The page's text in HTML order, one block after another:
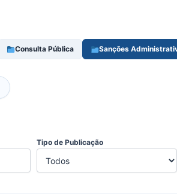
Consulta Pública Sanções
Tipo de Publicação